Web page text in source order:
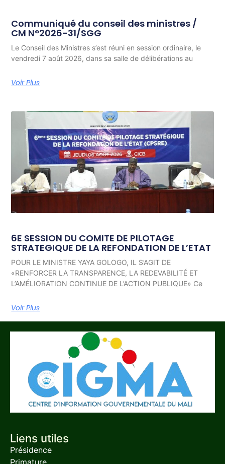
Communiqué du conseil des ministres /
CM N°2026-31/SGG
Le Conseil des Ministres s’est réuni en session ordinaire, le
vendredi 7 août 2026, dans sa salle de délibérations au
Voir Plus
6E SESSION DU COMITE DE PILOTAGE
STRATEGIQUE DE LA REFONDATION DE L’ETAT
POUR LE MINISTRE YAYA GOLOGO, IL S’AGIT DE
«RENFORCER LA TRANSPARENCE, LA REDEVABILITÉ ET
L’AMÉLIORATION CONTINUE DE L’ACTION PUBLIQUE» Ce
Voir Plus
Liens utiles
Présidence
Primature